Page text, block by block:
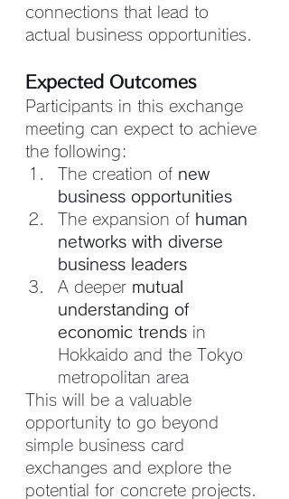
connections that lead to
actual business opportunities.
Expected Outcomes
Participants in this exchange
meeting can expect to achieve
the following:
The creation of new
business opportunities
The expansion of human
networks with diverse
business leaders
A deeper mutual
understanding of
economic trends in
Hokkaido and the Tokyo
metropolitan area
This will be a valuable
opportunity to go beyond
simple business card
exchanges and explore the
potential for concrete projects.